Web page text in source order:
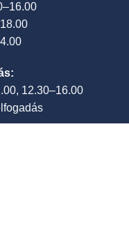
12.30–16.00